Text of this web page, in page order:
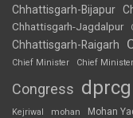
Chhattisgarh-Bijapur
Chhattisgarh-Jagdalpur
Chhattisgarh-Raigarh
Chief Minister
Chief
Congress dprcg
Kejriwal mohan Mohan